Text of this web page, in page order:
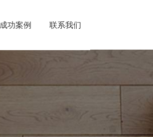
成功案例 联系我们